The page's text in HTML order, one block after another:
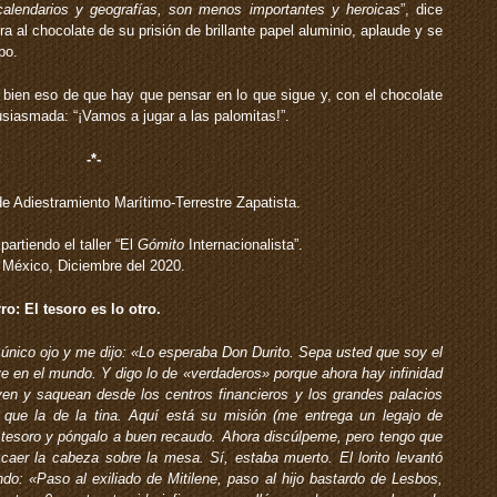
y geografías, son menos importantes y heroicas”, dice
al chocolate de su prisión de brillante papel aluminio, aplaude y se
eso de que hay que pensar en lo que sigue y, con el chocolate
“¡Vamos a jugar a las palomitas!”.
-*-
Adiestramiento Marítimo-Terrestre Zapatista.
el taller “El GómitoInternacionalista”.
México, Diciembre del 2020.
El tesoro es lo otro.
ojo y me dijo: «Lo esperaba Don Durito. Sepa usted que soy el
en el mundo. Y digo lo de «verdaderos» porque ahora hay infinidad
y saquean desde los centros financieros y los grandes palacios
que la de la tina. Aquí está su misión (me entrega un legajo de
y póngalo a buen recaudo. Ahora discúlpeme, pero tengo que
la cabeza sobre la mesa. Sí, estaba muerto. El lorito levantó
«Paso al exiliado de Mitilene, paso al hijo bastardo de Lesbos,